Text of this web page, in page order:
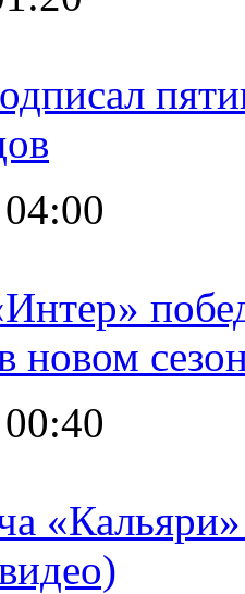
новом